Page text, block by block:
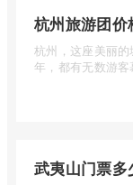
杭州旅游团
杭州，这座美丽的
年，都有无数游
武夷山门票多